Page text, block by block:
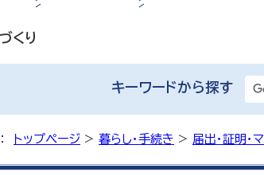
くり
キーワードから探す
トップページ > 暮らし・手続き > 届出・証明・